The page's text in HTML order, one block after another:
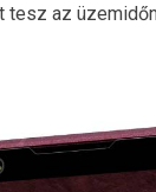
az